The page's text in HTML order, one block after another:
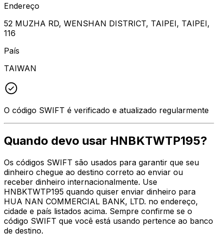
Endereço
52 MUZHA RD, WENSHAN DISTRICT, TAIPEI, TAIPEI,
116
País
TAIWAN
O código SWIFT é verificado e atualizado regularmente
Quando devo usar HNBKTWTP195?
Os códigos SWIFT são usados para garantir que seu
dinheiro chegue ao destino correto ao enviar ou
receber dinheiro internacionalmente. Use
HNBKTWTP195 quando quiser enviar dinheiro para
HUA NAN COMMERCIAL BANK, LTD. no endereço,
cidade e país listados acima. Sempre confirme se o
código SWIFT que você está usando pertence ao banco
de destino.